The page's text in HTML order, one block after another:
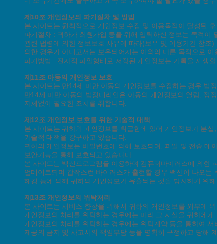
제10조 개인정보의 파기절차 및 방법
본 사이트는 원칙적으로 개인정보 수집 및 이용목적이 달성된
파기절차 : 귀하가 회원가입 등을 위해 입력하신 정보는 목적
관련 법령에 의한 정보보호 사유에 따라(보유 및 이용기간 참
의한 경우가 아니고서는 보유되어지는 이외의 다른 목적으로 이
파기방법 : 전자적 파일형태로 저장된 개인정보는 기록을 재생
제11조 아동의 개인정보 보호
본 사이트는 만14세 미만 아동의 개인정보를 수집하는 경우 법
만14세 미만 아동의 법정대리인은 아동의 개인정보의 열람, 정
지체없이 필요한 조치를 취합니다.
제12조 개인정보 보호를 위한 기술적 대책
본 사이트는 귀하의 개인정보를 취급함에 있어 개인정보가 분
기술적 대책을 강구하고 있습니다.
귀하의 개인정보는 비밀번호에 의해 보호되며, 파일 및 전송
보안기능을 통해 보호되고 있습니다.
본 사이트는 백신프로그램을 이용하여 컴퓨터바이러스에 의한
업데이트되며 갑작스런 바이러스가 출현할 경우 백신이 나오
해킹 등에 의해 귀하의 개인정보가 유출되는 것을 방지하기 위
제13조 개인정보의 위탁처리
본 사이트는 서비스 향상을 위해서 귀하의 개인정보를 외부에
개인정보의 처리를 위탁하는 경우에는 미리 그 사실을 귀하에게
개인정보의 처리를 위탁하는 경우에는 위탁계약 등을 통하여
제공의 금지 및 사고시의 책임부담 등을 명확히 규정하고 당해